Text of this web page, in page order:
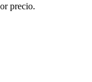
precio.